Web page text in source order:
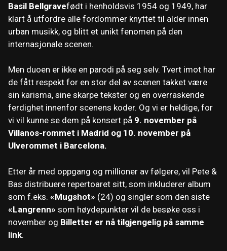
Basil Bellgravefødt i henholdsvis 1954 og 1949, har
klart å utfordre alle fordommer knyttet til alder innen
urban musikk, og blitt et unikt fenomen på den
internasjonale scenen.
Men duoen er ikke en parodi på seg selv. Tvert imot har
de fått respekt for en stor del av scenen takket være
sin karisma, sine skarpe tekster og en overraskende
ferdighet innenfor scenens koder. Og vi er heldige, for
vi vil kunne se dem på konsert på 9. november på
Villanos-rommet i Madrid og 10. november på
Ulverommet i Barcelona.
Etter år med oppgang og millioner av følgere, vil Pete &
Bas distribuere repertoaret sitt, som inkluderer album
som f.eks. «Mugshot» (24) og singler som den siste
«Langrenn» som høydepunkter vil de besøke oss i
november og Billetter er nå tilgjengelig på samme
link.